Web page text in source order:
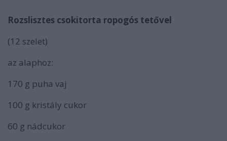
Rozslisztes csokitorta ropogós tetővel
(12 szelet)
az alaphoz:
170 g puha vaj
100 g kristály cukor
60 g nádcukor